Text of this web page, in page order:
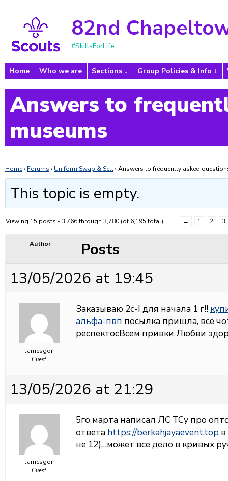
82nd
#SkillsForLife
Home Who we are Sections Group Policies & Info
Answers to
museums
Home› Forums › Uniform Swap & Sell› Answers to frequently asked
This topic is empty.
Viewing 15 posts - 3,766 through 3,780 (of 6,195 total) ← 1 2 3
Author
Posts
13/05/2026 at 19:45
Jamesgor
Guest
Заказываю 2c-I для начала 1 г!!
альфа-пвп посылка пришла, все
респектосВсем привки Любви
13/05/2026 at 21:29
Jamesgor
Guest
5го марта написал ЛС ТСу про
ответа https://berkahjayaevent.top
не 12)…может все дело в кривых